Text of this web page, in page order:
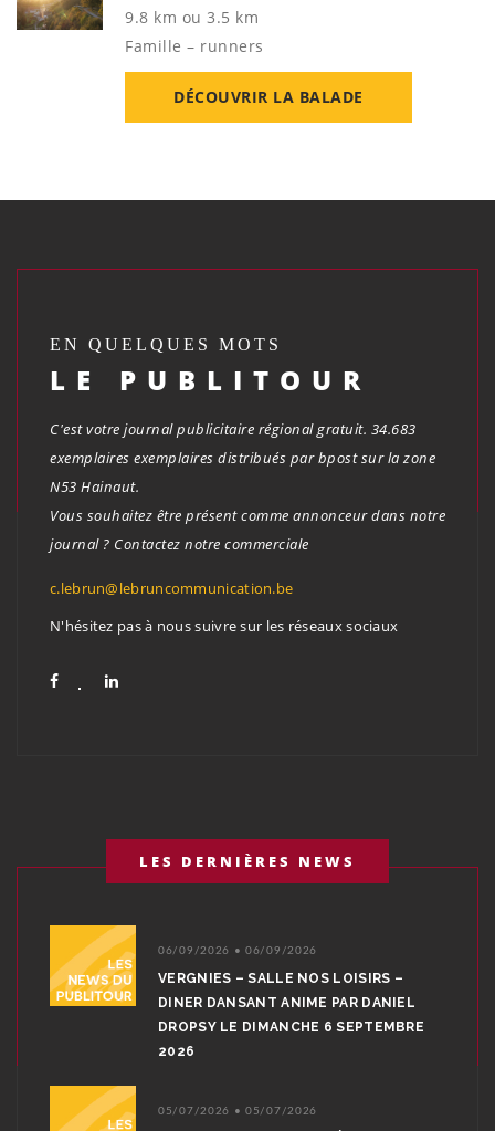
9.8 km ou 3.5 km
Famille – runners
DÉCOUVRIR LA BALADE
EN QUELQUES MOTS
LE PUBLITOUR
C'est votre journal publicitaire régional gratuit. 34.683
exemplaires exemplaires distribués par bpost sur la zone
N53 Hainaut.
Vous souhaitez être présent comme annonceur dans notre
journal ? Contactez notre commerciale
c.lebrun@lebruncommunication.be
N'hésitez pas à nous suivre sur les réseaux sociaux
LES DERNIÈRES NEWS
06/09/2026 • 06/09/2026
VERGNIES – SALLE NOS LOISIRS –
DINER DANSANT ANIME PAR DANIEL
DROPSY LE DIMANCHE 6 SEPTEMBRE
2026
05/07/2026 • 05/07/2026